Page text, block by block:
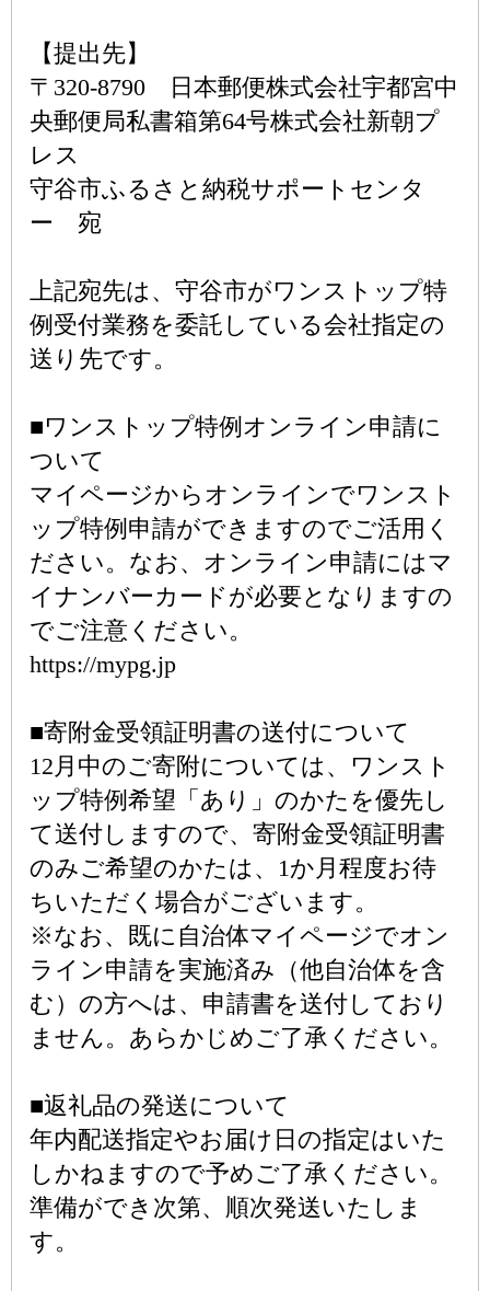
【提出先】
〒320-8790 日本郵便株式会社宇都宮中
央郵便局私書箱第64号株式会社新朝プ
レス
守谷市ふるさと納税サポートセンタ
ー 宛
上記宛先は、守谷市がワンストップ特
例受付業務を委託している会社指定の
送り先です。
■ワンストップ特例オンライン申請に
ついて
マイページからオンラインでワンスト
ップ特例申請ができますのでご活用く
ださい。なお、オンライン申請にはマ
イナンバーカードが必要となりますの
でご注意ください。
https://mypg.jp
■寄附金受領証明書の送付について
12月中のご寄附については、ワンスト
ップ特例希望「あり」のかたを優先し
て送付しますので、寄附金受領証明書
のみご希望のかたは、1か月程度お待
ちいただく場合がございます。
※なお、既に自治体マイページでオン
ライン申請を実施済み（他自治体を含
む）の方へは、申請書を送付しており
ません。あらかじめご了承ください。
■返礼品の発送について
年内配送指定やお届け日の指定はいた
しかねますので予めご了承ください。
準備ができ次第、順次発送いたしま
す。